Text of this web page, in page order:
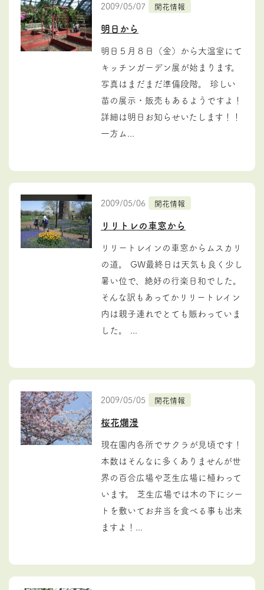
2009/05/07 開花情報
明日から
明日５月８日（金）から大温室にて
キッチンガーデン展が始まります。
写真はまだまだ準備段階。 珍しい
苗の展示・販売もあるようですよ！
詳細は明日お知らせいたします！！
一方ム...
2009/05/06 開花情報
リリトレの車窓から
リリートレインの車窓からムスカリ
の道。 GW最終日は天気も良く少し
暑い位で、絶好の行楽日和でした。
そんな訳もあってかリリートレイン
内は親子連れでとても賑わっていま
した。 ...
2009/05/05 開花情報
桜花爛漫
現在園内各所でサクラが見頃です！
本数はそんなに多くありませんが世
界の百合広場や芝生広場に植わって
います。 芝生広場では木の下にシー
トを敷いてお弁当を食べる事も出来
ますよ！...